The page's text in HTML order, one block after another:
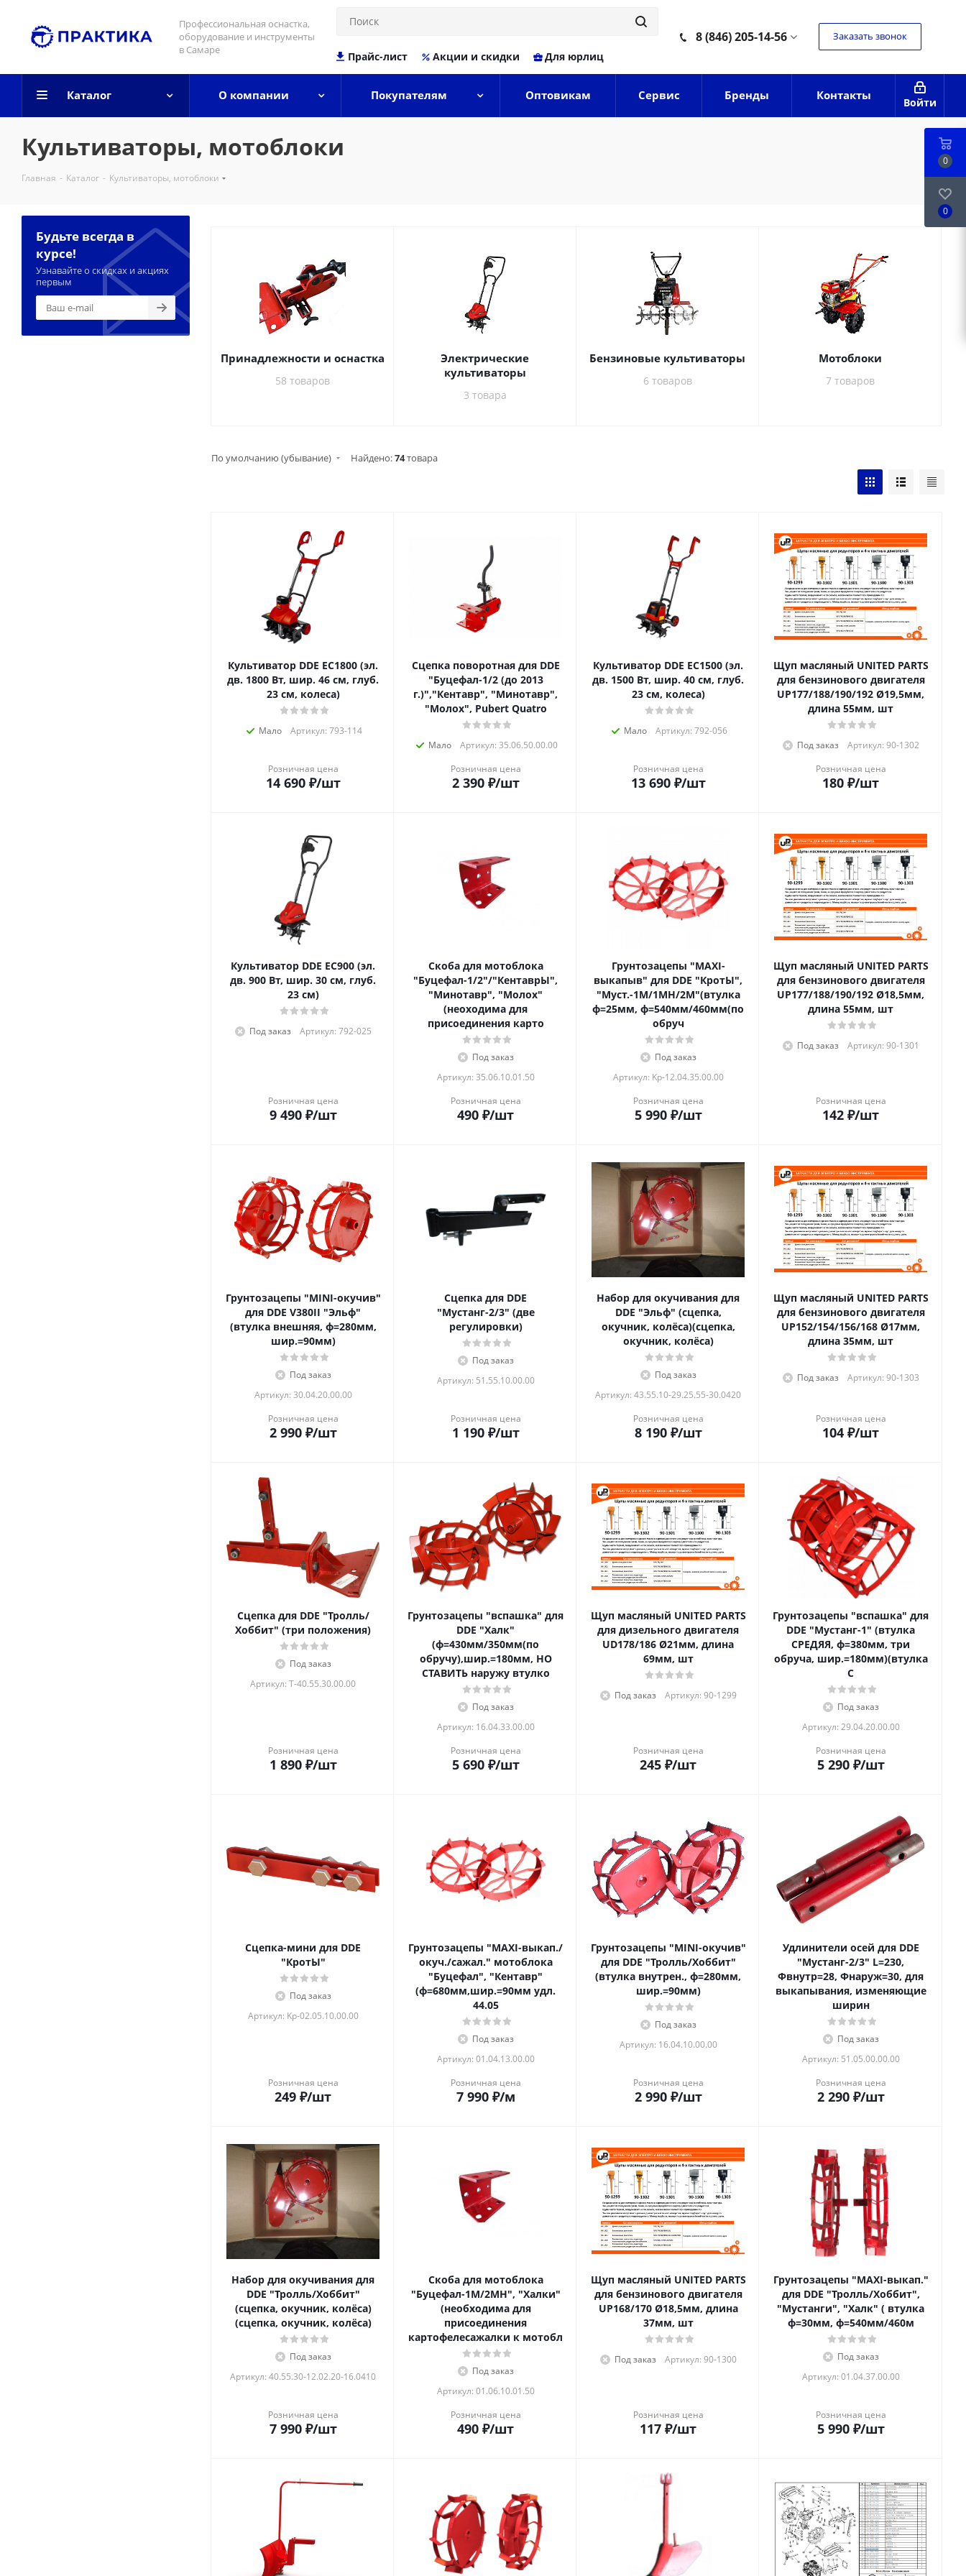
Профессиональная оснастка,
оборудование и инструменты
в Самаре
Прайс-лист Акции и скидки Для юрлиц
8 (846) 205-14-56 Заказать звонок
Войти
Каталог О компании Покупателям Оптовикам Сервис Бренды Контакты
Культиваторы, мотоблоки
Главная - Каталог - Культиваторы, мотоблоки
Принадлежности и оснастка
58 товаров
Электрические
культиваторы
3 товара
Бензиновые культиваторы
6 товаров
Мотоблоки
7 товаров
По умолчанию (убывание) Найдено:74товара
Культиватор DDE EC1800 (эл.
дв. 1800 Вт, шир. 46 см, глуб.
23 см, колеса)
Мало Артикул: 793-114
Розничная цена
14 690₽/шт
Сцепка поворотная для DDE
"Буцефал-1/2 (до 2013
г.)","Кентавр", "Минотавр",
"Молох", Pubert Quatro
Мало
Артикул: 35.06.50.00.00
Розничная цена
2 390₽/шт
Культиватор DDE EC1500 (эл.
дв. 1500 Вт, шир. 40 см, глуб.
23 см, колеса)
Мало Артикул: 792-056
Розничная цена
13 690₽/шт
Щуп масляный UNITED PARTS
для бензинового двигателя
UP177/188/190/192 Ø19,5мм,
длина 55мм, шт
Под заказ
Артикул: 90-1302
Розничная цена
180 ₽/шт
Культиватор DDE EC900 (эл.
дв. 900 Вт, шир. 30 см, глуб.
23 см)
Под заказ Артикул: 792-025
Розничная цена
9 490₽/шт
Скоба для мотоблока
"Буцефал-1/2"/"КентаврЫ",
"Минотавр", "Молох"
(неоходима для
присоединения карто
Под заказ
Артикул: 35.06.10.01.50
Розничная цена
490 ₽/шт
Грунтозацепы "MAXI-
выкапыв" для DDE "КротЫ",
"Муст.-1M/1MH/2М"(втулка
ф=25мм, ф=540мм/460мм(по
обруч
Под заказ
Артикул: Kp-12.04.35.00.00
Розничная цена
5 990₽/шт
Щуп масляный UNITED PARTS
для бензинового двигателя
UP177/188/190/192 Ø18,5мм,
длина 55мм, шт
Под заказ Артикул: 90-1301
Розничная цена
142 ₽/шт
Грунтозацепы "MINI-окучив"
для DDE V380II "Эльф"
(втулка внешняя, ф=280мм,
шир.=90мм)
Под заказ
Артикул: 30.04.20.00.00
Розничная цена
2 990₽/шт
Сцепка для DDE
"Мустанг-2/3" (две
регулировки)
Под заказ
Артикул: 51.55.10.00.00
Розничная цена
1 190₽/шт
Набор для окучивания для
DDE "Эльф" (сцепка,
окучник, колёса)(сцепка,
окучник, колёса)
Под заказ
Артикул: 43.55.10-29.25.55-30.0420
Розничная цена
8 190₽/шт
Щуп масляный UNITED PARTS
для бензинового двигателя
UP152/154/156/168 Ø17мм,
длина 35мм, шт
Под заказ Артикул: 90-1303
Розничная цена
104 ₽/шт
Сцепка для DDE "Тролль/
Хоббит" (три положения)
Под заказ
Артикул: T-40.55.30.00.00
Розничная цена
1 890₽/шт
Грунтозацепы "вспашка" для
DDE "Халк"
(ф=430мм/350мм(по
обручу),шир.=180мм, НО
СТАВИТЬ наружу втулко
Под заказ
Артикул: 16.04.33.00.00
Розничная цена
5 690₽/шт
Щуп масляный UNITED PARTS
для дизельного двигателя
UD178/186 Ø21мм, длина
69мм, шт
Под заказ Артикул: 90-1299
Розничная цена
245 ₽/шт
Грунтозацепы "вспашка" для
DDE "Мустанг-1" (втулка
СРЕДЯЯ, ф=380мм, три
обруча, шир.=180мм)(втулка
С
Под заказ
Артикул: 29.04.20.00.00
Розничная цена
5 290₽/шт
Сцепка-мини для DDE
"КротЫ"
Под заказ
Артикул: Kp-02.05.10.00.00
Розничная цена
249 ₽/шт
Грунтозацепы "MAXI-выкап./
окуч./сажал." мотоблока
"Буцефал", "Кентавр"
(ф=680мм,шир.=90мм удл.
44.05
Под заказ
Артикул: 01.04.13.00.00
Розничная цена
7 990₽/м
Грунтозацепы "MINI-окучив"
для DDE "Тролль/Хоббит"
(втулка внутрен., ф=280мм,
шир.=90мм)
Под заказ
Артикул: 16.04.10.00.00
Розничная цена
2 990₽/шт
Удлинители осей для DDE
"Мустанг-2/3" L=230,
Фвнутр=28, Фнаруж=30, для
выкапывания, изменяющие
ширин
Под заказ
Артикул: 51.05.00.00.00
Розничная цена
2 290₽/шт
Набор для окучивания для
DDE "Тролль/Хоббит"
(сцепка, окучник, колёса)
(сцепка, окучник, колёса)
Под заказ
Артикул: 40.55.30-12.02.20-16.0410
Розничная цена
7 990₽/шт
Скоба для мотоблока
"Буцефал-1М/2МН", "Халки"
(необходима для
присоединения
картофелесажалки к мотобл
Под заказ
Артикул: 01.06.10.01.50
Розничная цена
490 ₽/шт
Щуп масляный UNITED PARTS
для бензинового двигателя
UP168/170 Ø18,5мм, длина
37мм, шт
Под заказ Артикул: 90-1300
Розничная цена
117 ₽/шт
Грунтозацепы "MAXI-выкап."
для DDE "Тролль/Хоббит",
"Мустанги", "Халк" ( втулка
ф=30мм, ф=540мм/460м
Под заказ
Артикул: 01.04.37.00.00
Розничная цена
5 990₽/шт
Будьте всегда в
курсе!
Узнавайте о скидках и акциях
первым
0
0